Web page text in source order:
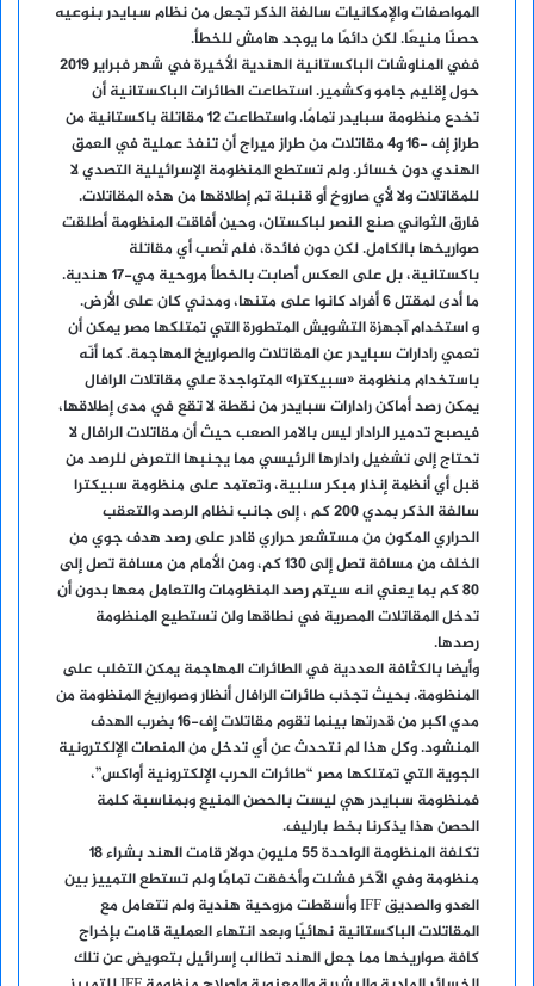
المواصفات والإمكانيات سالفة الذكر تجعل من نظام سبايدر بنوعيه
حصنًا منيعًا. لكن دائمًا ما يوجد هامش للخطأ.
ففي المناوشات الباكستانية الهندية الأخيرة في شهر فبراير 2019
حول إقليم جامو وكشمير. استطاعت الطائرات الباكستانية أن
تخدع منظومة سبايدر تمامًا. واستطاعت 12 مقاتلة باكستانية من
طراز إف -16 و4 مقاتلات من طراز ميراج أن تنفذ عملية في العمق
الهندي دون خسائر. ولم تستطع المنظومة الإسرائيلية التصدي لا
للمقاتلات ولا لأي صاروخٍ أو قنبلة تم إطلاقها من هذه المقاتلات.
فارق الثواني صنع النصر لباكستان، وحين أفاقت المنظومة أطلقت
صواريخها بالكامل. لكن دون فائدة، فلم تُصب أي مقاتلة
باكستانية، بل على العكس أًصابت بالخطأ مروحية مي-17 هندية.
ما أدى لمقتل 6 أفراد كانوا على متنها، ومدني كان على الأرض.
و استخدام آجهزة التشويش المتطورة التي تمتلكها مصر يمكن أن
تعمي رادارات سبايدر عن المقاتلات والصواريخ المهاجمة. كما أنّه
باستخدام منظومة «سبيكترا» المتواجدة علي مقاتلات الرافال
يمكن رصد أماكن رادارات سبايدر من نقطة لا تقع في مدى إطلاقها،
فيصبح تدمير الرادار ليس بالامر الصعب حيث أن مقاتلات الرافال لا
تحتاج إلى تشغيل رادارها الرئيسي مما يجنبها التعرض للرصد من
قبل أي أنظمة إنذار مبكر سلبية، وتعتمد على منظومة سبيكترا
سالفة الذكر بمدي 200 كم ، إلى جانب نظام الرصد والتعقب
الحراري المكون من مستشعر حراري قادر على رصد هدف جوي من
الخلف من مسافة تصل إلى 130 كم، ومن الأمام من مسافة تصل إلى
80 كم بما يعني انه سيتم رصد المنظومات والتعامل معها بدون أن
تدخل المقاتلات المصرية في نطاقها ولن تستطيع المنظومة
رصدها.
وأيضا بالكثافة العددية في الطائرات المهاجمة يمكن التغلب على
المنظومة. بحيث تجذب طائرات الرافال أنظار وصواريخ المنظومة من
مدي اكبر من قدرتها بينما تقوم مقاتلات إف-16 بضرب الهدف
المنشود. وكل هذا لم نتحدث عن أي تدخل من المنصات الإلكترونية
الجوية التي تمتلكها مصر “طائرات الحرب الإلكترونية أواكس”،
فمنظومة سبايدر هي ليست بالحصن المنيع وبمناسبة كلمة
الحصن هذا يذكرنا بخط بارليف.
تكلفة المنظومة الواحدة 55 مليون دولار قامت الهند بشراء 18
منظومة وفي الآخر فشلت وأخفقت تمامًا ولم تستطع التمييز بين
العدو والصديق IFF وأسقطت مروحية هندية ولم تتعامل مع
المقاتلات الباكستانية نهائيًا وبعد انتهاء العملية قامت بإخراج
كافة صواريخها مما جعل الهند تطالب إسرائيل بتعويض عن تلك